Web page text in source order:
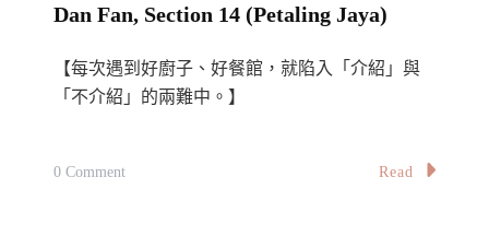
樓
Hoe
@
Dan Fan, Section 14 (Petaling Jaya)
【每次遇到好廚子、好餐館，就陷入「介紹」與
「不介紹」的兩難中。】
0 CommentOn
Read